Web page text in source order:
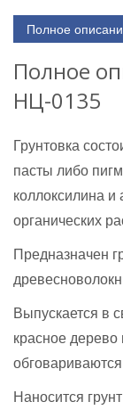
Полное
Полное
НЦ-0135
Грунтовка
пасты либо
коллоксилина
органических
Предназначен
Выпускается в
красное
Наносится